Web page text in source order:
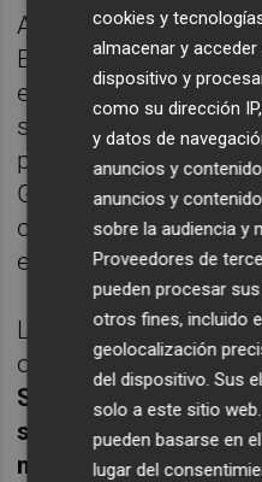
Asimismo, Gómez
EIBT encarnan el
estamos
sostenible y con
plenamente alineado
Gobierno regional
competitividad y
en mercados
Las dos últimas
operan en ámbitos
Scorpion
soluciones
mediante
cookies y
almacenar y
dispositivo y
como su dirección
y datos de
anuncios y
anuncios y
sobre la audiencia y
Proveedores de
pueden procesar
otros fines, incluido
geolocalización
del dispositivo. Sus
solo a este sitio
pueden basarse en
lugar del